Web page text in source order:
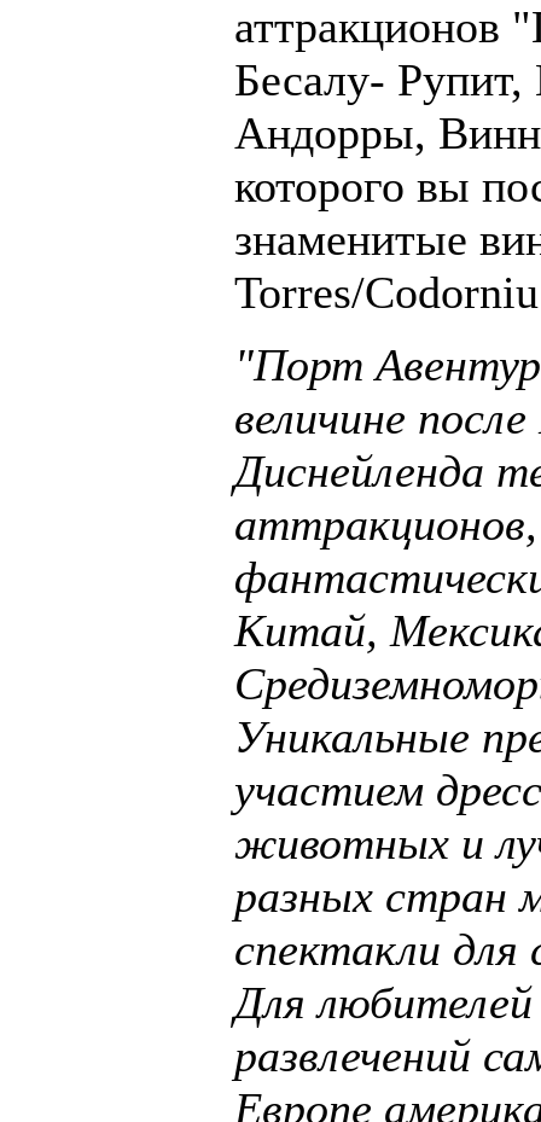
аттракционов
Бесалу- Рупит,
Андорры,
которого вы
знаменитые
Torres/
"Порт
величине
Диснейленда
Китай,
Уникальные
участием
животных и
разных стран
спектакли для
Для
развлечений
Европе